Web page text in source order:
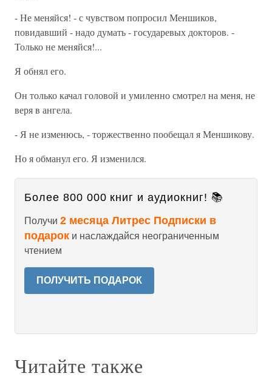
- Не меняйся! - с чувством попросил Меншиков,
повидавший - надо думать - государевых докторов. -
Только не меняйся!...
Я обнял его.
Он только качал головой и умиленно смотрел на меня, не
веря в ангела.
- Я не изменюсь, - торжественно пообещал я Меншикову.
Но я обманул его. Я изменился.
Более 800 000 книг и аудиокниг! 📚
Получи 2 месяца Литрес Подписки в
подарок и наслаждайся неограниченным
чтением
ПОЛУЧИТЬ ПОДАРОК
Читайте также